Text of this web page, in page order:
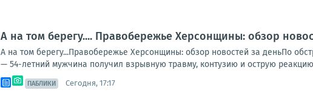
А на том берегу.... Правобережье Херсонщины: обзор
А на том берегу...Правобережье Херсонщины: обзор новостей за деньПо
— 54-летний мужчина получил взрывную травму, контузию и острую
ПАБЛИКИ Сегодня, 17:17